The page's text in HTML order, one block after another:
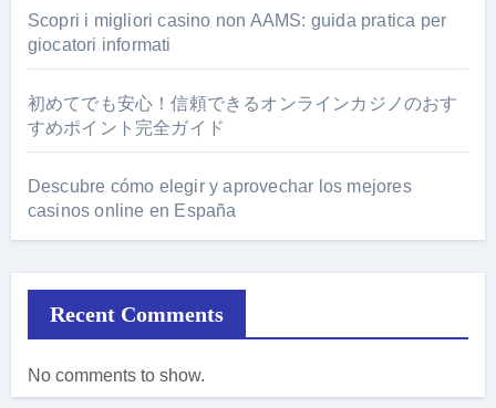
Scopri i migliori casino non AAMS: guida pratica per
giocatori informati
初めてでも安心！信頼できるオンラインカジノのおす
すめポイント完全ガイド
Descubre cómo elegir y aprovechar los mejores
casinos online en España
Recent Comments
No comments to show.